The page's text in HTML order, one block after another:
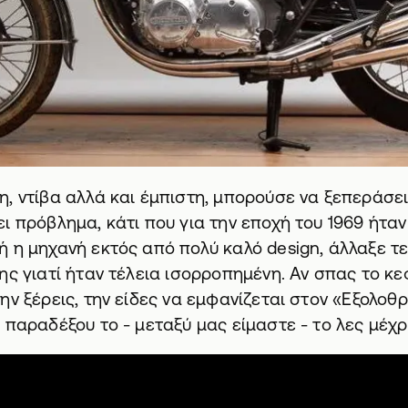
ντίβα αλλά και έμπιστη, μπορούσε να
πρόβλημα, κάτι που για την εποχή του 1969
η μηχανή εκτός από πολύ καλό design, άλλαξε
γιατί ήταν τέλεια ισορροπημένη. Αν σπας το
ξέρεις, την είδες να εμφανίζεται στον
παραδέξου το - μεταξύ μας είμαστε - το λες